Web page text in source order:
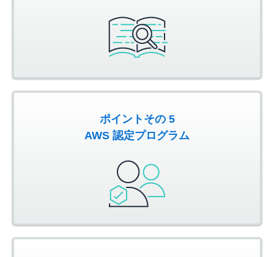
ポイントその 5
AWS 認定プログラム